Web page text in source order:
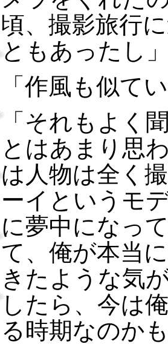
頃、撮影旅行
ともあったし
「作風も似て
「それもよく
とはあまり思
は人物は全く
ーイというモ
に夢中になっ
て、俺が本当
きたような気
したら、今は
る時期なのか